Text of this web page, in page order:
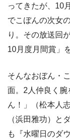
ってきたが、10
でこぼんの次女
り。その放送回
10月度月間賞」
そんなおぼん・
面。2人仲良く
ん！」（松本人
（浜田雅功）と
も『水曜日のダ